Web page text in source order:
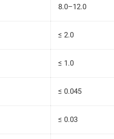
8.0–12.0
≤ 2.0
≤ 1.0
≤ 0.045
≤ 0.03